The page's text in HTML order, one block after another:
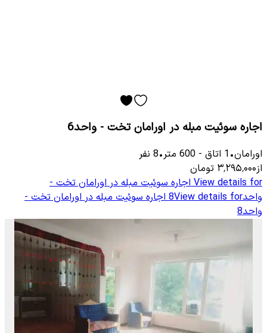
اجاره سوئیت مبله در اورامان تخت - واحد6
اورامان•
1 اتاق -
600 متر•
8 نفر
از۳٬۲۹۵٬۰۰۰ تومان
View details for اجاره سوئیت مبله در اورامان تخت -
واحد8View details for اجاره سوئیت مبله در اورامان تخت -
واحد8